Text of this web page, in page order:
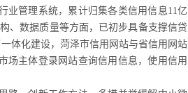
业管理系统，累计归集各类信用信息11亿
、数据质量等方面，已初步具备支撑信贷
体化建设，菏泽市信用网站与省信用网站
场主体登录网站查询信用信息，使用信用